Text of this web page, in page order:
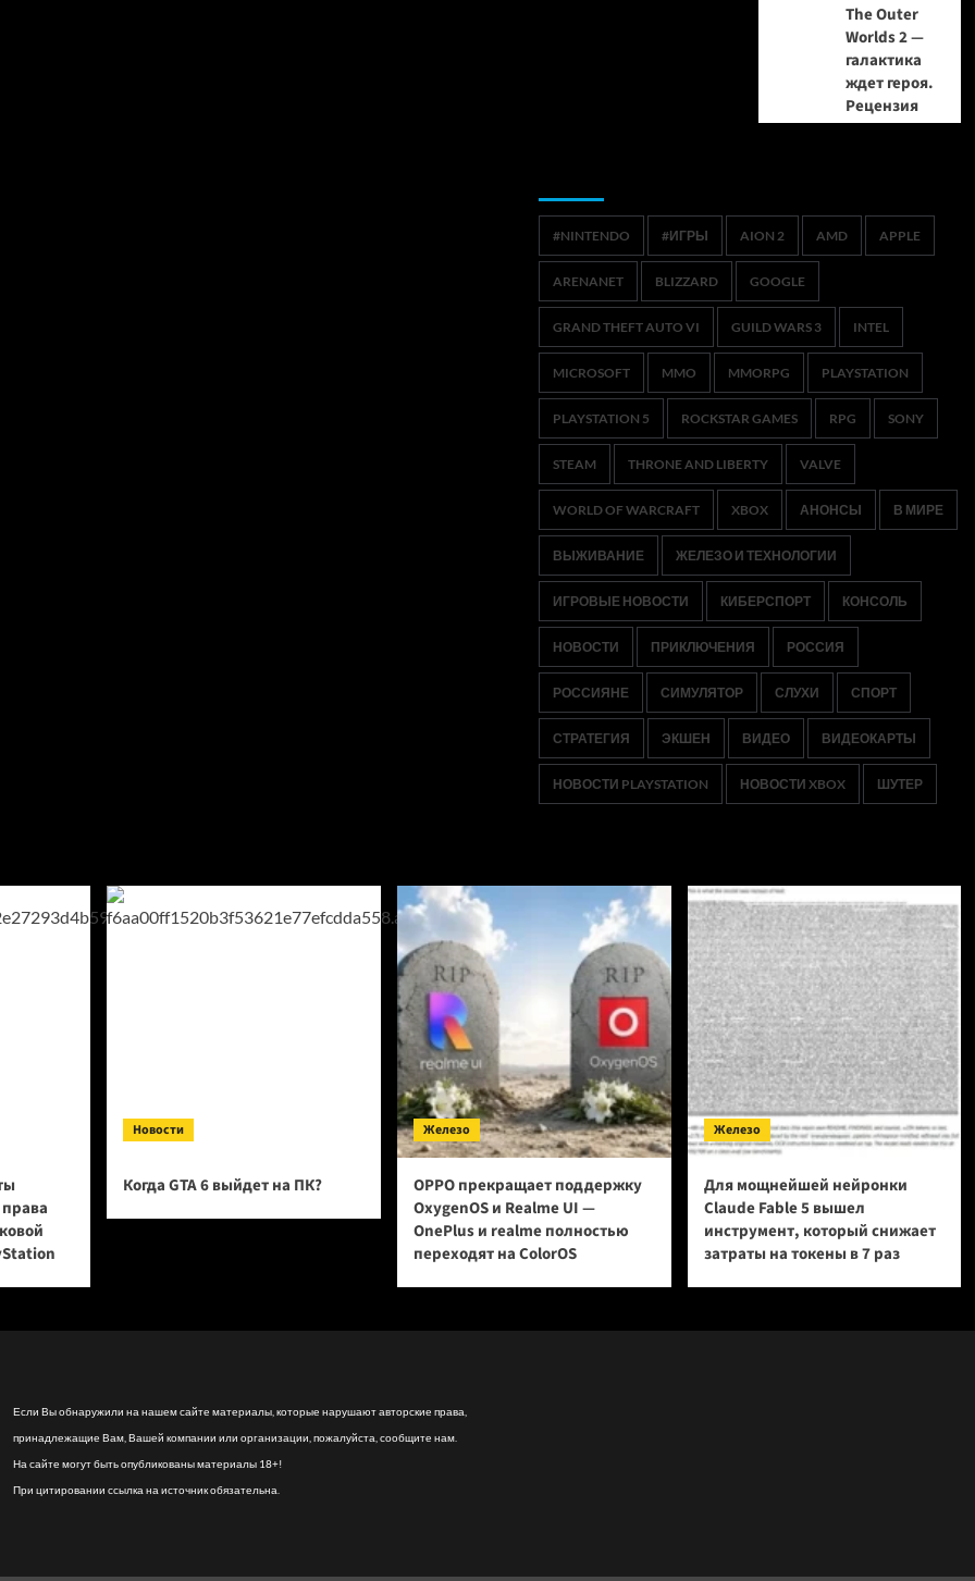
The Outer
Worlds 2 —
галактика
ждет героя.
Рецензия
#NINTENDO #ИГРЫ AION 2 AMD APPLE
ARENANET BLIZZARD GOOGLE
GRAND THEFT AUTO VI GUILD WARS 3 INTEL
MICROSOFT MMO MMORPG PLAYSTATION
PLAYSTATION 5 ROCKSTAR GAMES RPG SONY
STEAM THRONE AND LIBERTY VALVE
WORLD OF WARCRAFT XBOX АНОНСЫ В МИРЕ
ВЫЖИВАНИЕ ЖЕЛЕЗО И ТЕХНОЛОГИИ
ИГРОВЫЕ НОВОСТИ КИБЕРСПОРТ КОНСОЛЬ
НОВОСТИ ПРИКЛЮЧЕНИЯ РОССИЯ
РОССИЯНЕ СИМУЛЯТОР СЛУХИ СПОРТ
СТРАТЕГИЯ ЭКШЕН ВИДЕО ВИДЕОКАРТЫ
НОВОСТИ PLAYSTATION НОВОСТИ XBOX ШУТЕР
Новости
Когда GTA 6 выйдет на ПК?
Железо
OPPO прекращает поддержку
OxygenOS и Realme UI —
OnePlus и realme полностью
переходят на ColorOS
Железо
Для мощнейшей нейронки
Claude Fable 5 вышел
инструмент, который снижает
затраты на токены в 7 раз
Если Вы обнаружили на нашем сайте материалы, которые нарушают авторские права,
принадлежащие Вам, Вашей компании или организации, пожалуйста, сообщите нам.
На сайте могут быть опубликованы материалы 18+!
При цитировании ссылка на источник обязательна.